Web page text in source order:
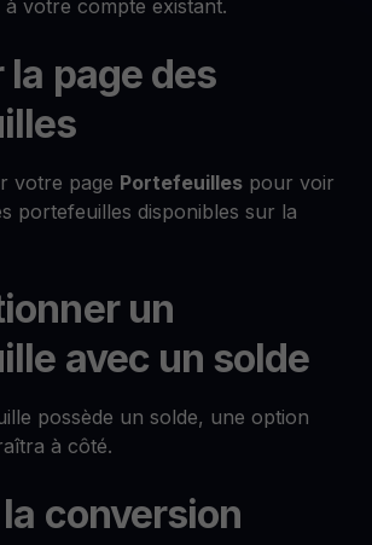
votre compte existant.
la page des
votre page Portefeuilles pour voir
portefeuilles disponibles sur la
un
avec un solde
possède un solde, une option
à côté.
conversion